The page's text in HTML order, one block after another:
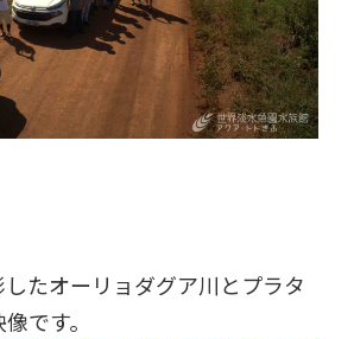
したオーリョダグア川とプラタ
です。